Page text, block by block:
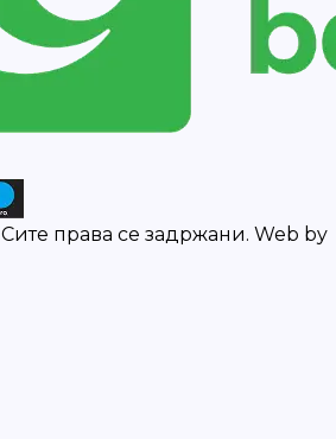
Сите права се задржани. Web by